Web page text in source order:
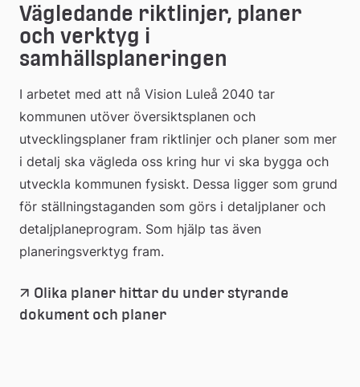
Vägledande riktlinjer, planer
och verktyg i
samhällsplaneringen
I arbetet med att nå Vision Luleå 2040 tar
kommunen utöver översiktsplanen och
utvecklingsplaner fram riktlinjer och planer som mer
i detalj ska vägleda oss kring hur vi ska bygga och
utveckla kommunen fysiskt. Dessa ligger som grund
för ställningstaganden som görs i detaljplaner och
detaljplaneprogram. Som hjälp tas även
planeringsverktyg fram.
Olika planer hittar du under styrande
dokument och planer